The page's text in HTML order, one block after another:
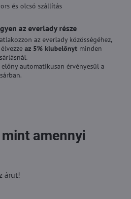
és olcsó szállítás
az everlady része
az everlady közösségéhez,
élvezzeaz 5% klubelőnyt minden
előny automatikusan érvényesül a
amennyi
árut!